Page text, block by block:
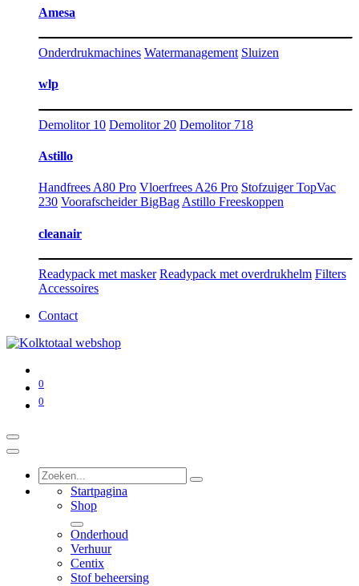
Amesa
Onderdrukmachines Watermanagement Sluizen
wlp
Demolitor 10 Demolitor 20 Demolitor 718
Astillo
Handfrees A80 Pro Vloerfrees A26 Pro Stofzuiger TopVac
230 Voorafscheider BigBag Astillo Freeskoppen
cleanair
Readypack met masker Readypack met overdrukhelm Filters
Accessoires
Contact
0
0
Startpagina
Shop
Onderhoud
Verhuur
Centix
Stof beheersing